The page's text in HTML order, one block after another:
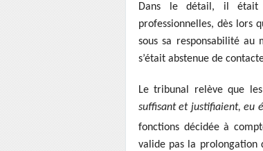
Dans le détail, il était
professionnelles, dès lors
sous sa responsabilité au
s’était abstenue de
Le tribunal relève que
suffisant et justifiaient, eu
fonctions décidée à
valide pas la